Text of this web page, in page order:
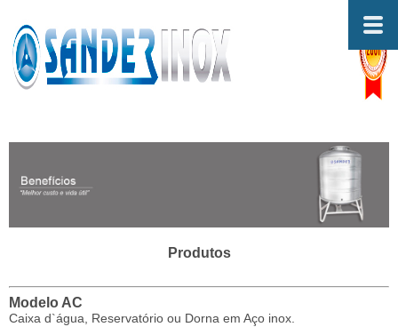
Produtos
Modelo AC
Caixa d`água, Reservatório ou Dorna em Aço inox.